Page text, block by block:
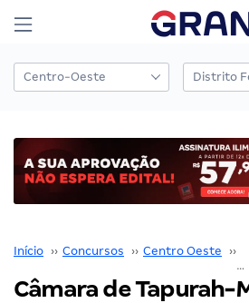
Início ›› Concursos ›› Centro Oeste ››
Câmara de Tapurah-